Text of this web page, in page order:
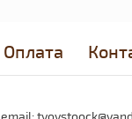
Оплата
email: